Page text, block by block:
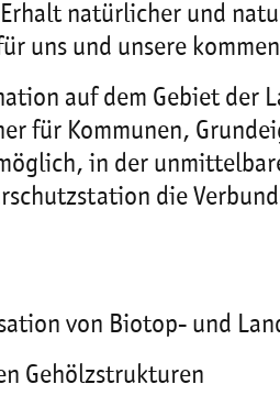
natürlicher und
uns und unsere
auf dem Gebiet der
für Kommunen,
in der
die
von Biotop- und
Gehölzstrukturen